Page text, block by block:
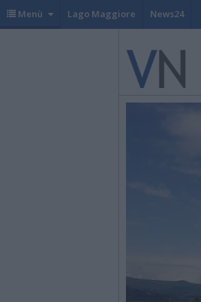
Menù Lago Maggiore News24